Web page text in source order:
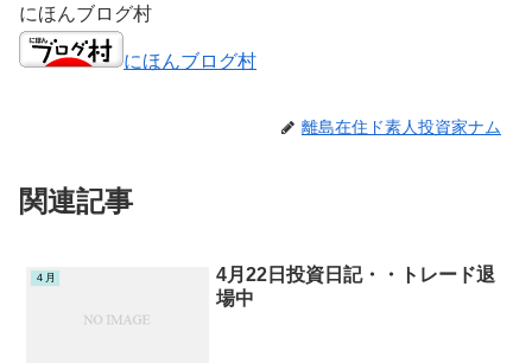
にほんブログ村
にほんブログ村
離島在住ド素人投資家ナム
関連記事
４月
4月22日投資日記・・トレード退
場中